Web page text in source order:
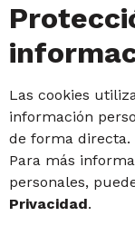
Las cookies
información
de forma directa.
Para más
personales,
Privacidad.